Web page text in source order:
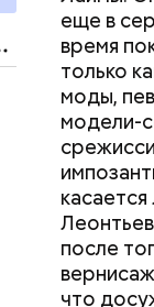
еще в
время
только
моды,
модели-
после
что